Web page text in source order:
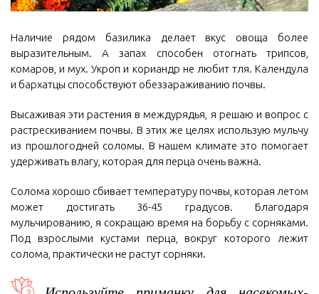
Наличие рядом базилика делает вкус овоща более
выразительным. А запах способен отогнать трипсов,
комаров, и мух. Укроп и кориандр не любит тля. Календула
и бархатцы способствуют обеззараживанию почвы.
Высаживая эти растения в междурядья, я решаю и вопрос с
растрескиванием почвы. В этих же целях использую мульчу
из прошлогодней соломы. В нашем климате это помогает
удерживать влагу, которая для перца очень важна.
Солома хорошо сбивает температуру почвы, которая летом
может достигать 36-45 градусов. Благодаря
мульчированию, я сокращаю время на борьбу с сорняками.
Под взрослыми кустами перца, вокруг которого лежит
солома, практически не растут сорняки.